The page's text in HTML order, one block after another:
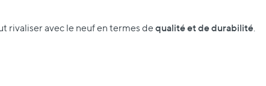
rivaliser avec le neuf en termes de qualité et de durabilité.